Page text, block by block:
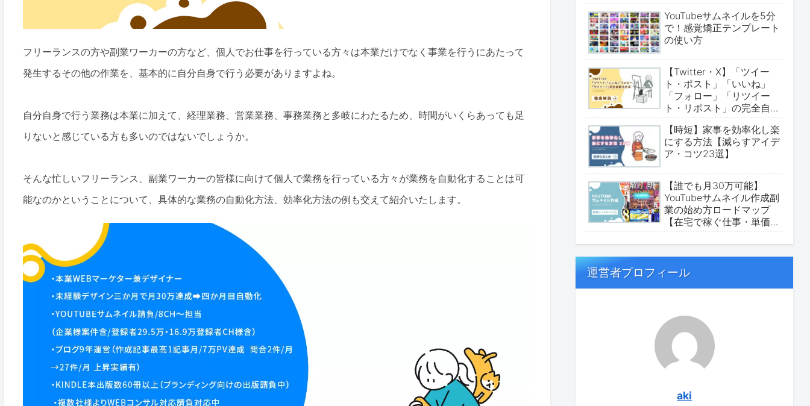
フリーランスの方や副業ワーカーの方など、個人でお仕事を行っている方々は本業だけでなく事業を行うにあたって
発生するその他の作業を、基本的に自分自身で行う必要がありますよね。
自分自身で行う業務は本業に加えて、経理業務、営業業務、事務業務と多岐にわたるため、時間がいくらあっても足
りないと感じている方も多いのではないでしょうか。
そんな忙しいフリーランス、副業ワーカーの皆様に向けて個人で業務を行っている方々が業務を自動化することは可
能なのかということについて、具体的な業務の自動化方法、効率化方法の例も交えて紹介いたします。
YouTubeサムネイルを5分
で！感覚矯正テンプレート
の使い方
【Twitter・X】「ツイー
ト・ポスト」「いいね」
「フォロー」「リツイー
ト・リポスト」の完全自動
可能・ChatGPT・make・
拡張機能】
【時短】家事を効率化し楽
にする方法【減らすアイデ
ア・コツ23選】
【誰でも月30万可能】
YouTubeサムネイル作成副
業の始め方ロードマップ
【在宅で稼ぐ仕事・単価か
運営者プロフィール
aki